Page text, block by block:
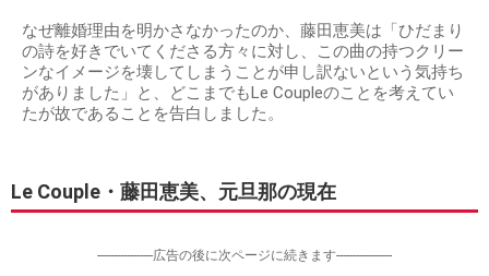
なぜ離婚理由を明かさなかったのか、藤田恵美は「ひだまり
の詩を好きでいてくださる方々に対し、この曲の持つクリー
ンなイメージを壊してしまうことが申し訳ないという気持ち
がありました」と、どこまでもLe Coupleのことを考えてい
たが故であることを告白しました。
Le Couple・藤田恵美、元旦那の現在
-----------------広告の後に次ページに続きます-----------------